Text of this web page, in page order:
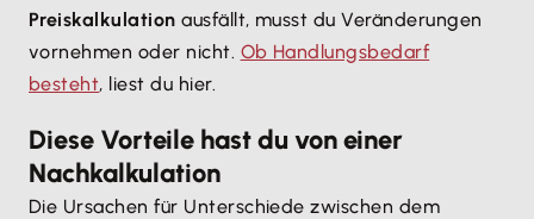
Preiskalkulation ausfällt, musst du Veränderungen
vornehmen oder nicht. Ob Handlungsbedarf
besteht, liest du hier.
Diese Vorteile hast du von einer
Nachkalkulation
Die Ursachen für Unterschiede zwischen dem